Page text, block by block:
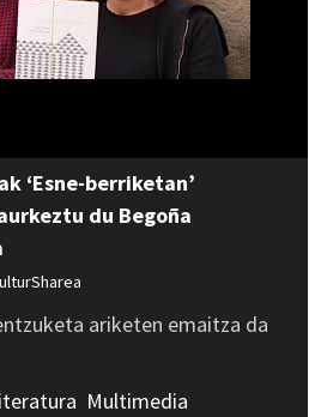
‘Esne-berriketan’
du Begoña
ariketen emaitza da
Multimedia